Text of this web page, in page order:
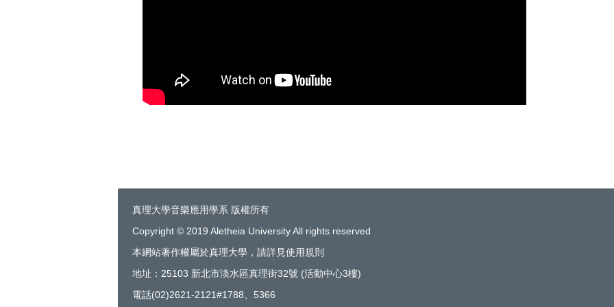
真理大學音樂應用學系 版權所有
Copyright © 2019 Aletheia University All rights reserved
本網站著作權屬於真理大學，請詳見使用規則
地址：25103 新北市淡水區真理街32號 (活動中心3樓)
電話(02)2621-2121#1788、5366